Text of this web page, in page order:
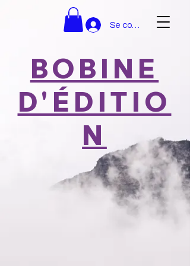
Se connecter
BOBINE
D'ÉDITIO
N